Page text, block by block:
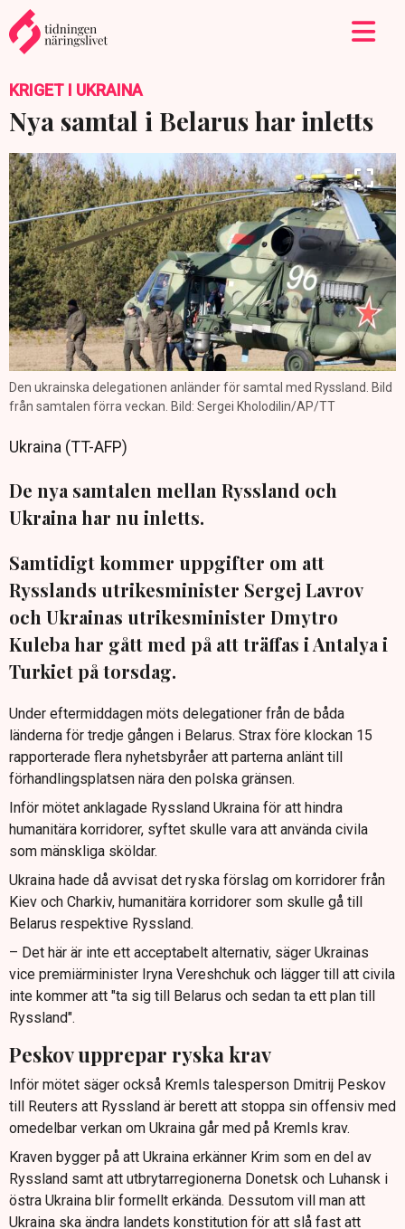
KRIGET I UKRAINA
Nya samtal i Belarus har inletts
Den ukrainska delegationen anländer för samtal med Ryssland. Bild
från samtalen förra veckan. Bild: Sergei Kholodilin/AP/TT
Ukraina (TT-AFP)
De nya samtalen mellan Ryssland och
Ukraina har nu inletts.
Samtidigt kommer uppgifter om att
Rysslands utrikesminister Sergej Lavrov
och Ukrainas utrikesminister Dmytro
Kuleba har gått med på att träffas i Antalya i
Turkiet på torsdag.
Under eftermiddagen möts delegationer från de båda
länderna för tredje gången i Belarus. Strax före klockan 15
rapporterade flera nyhetsbyråer att parterna anlänt till
förhandlingsplatsen nära den polska gränsen.
Inför mötet anklagade Ryssland Ukraina för att hindra
humanitära korridorer, syftet skulle vara att använda civila
som mänskliga sköldar.
Ukraina hade då avvisat det ryska förslag om korridorer från
Kiev och Charkiv, humanitära korridorer som skulle gå till
Belarus respektive Ryssland.
– Det här är inte ett acceptabelt alternativ, säger Ukrainas
vice premiärminister Iryna Vereshchuk och lägger till att civila
inte kommer att "ta sig till Belarus och sedan ta ett plan till
Ryssland".
Peskov upprepar ryska krav
Inför mötet säger också Kremls talesperson Dmitrij Peskov
till Reuters att Ryssland är berett att stoppa sin offensiv med
omedelbar verkan om Ukraina går med på Kremls krav.
Kraven bygger på att Ukraina erkänner Krim som en del av
Ryssland samt att utbrytarregionerna Donetsk och Luhansk i
östra Ukraina blir formellt erkända. Dessutom vill man att
Ukraina ska ändra landets konstitution för att slå fast att